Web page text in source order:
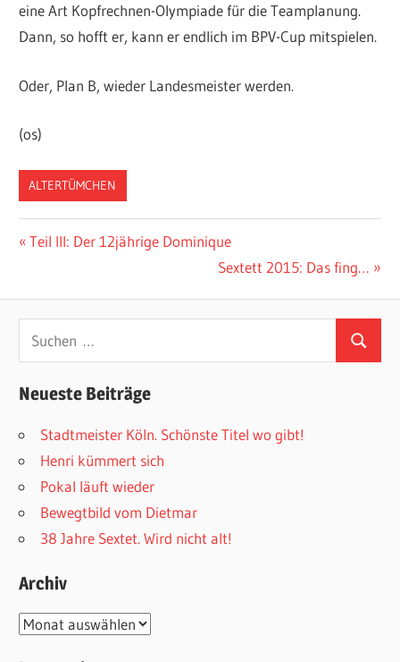
eine Art Kopfrechnen-Olympiade für die Teamplanung.
Dann, so hofft er, kann er endlich im BPV-Cup mitspielen.
Oder, Plan B, wieder Landesmeister werden.
(os)
ALTERTÜMCHEN
Beitragsnavigation
Vorheriger
Teil III: Der 12jährige Dominique
Nächster
Sextett 2015: Das fing…
Suchen
nach:
Suchen
Neueste Beiträge
Stadtmeister Köln. Schönste Titel wo gibt!
Henri kümmert sich
Pokal läuft wieder
Bewegtbild vom Dietmar
38 Jahre Sextet. Wird nicht alt!
Archiv
Archiv